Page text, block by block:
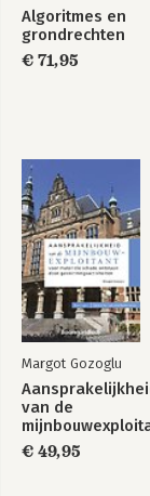
Algoritmes en
grondrechten
€ 71,95
Margot Gozoglu
van de
voor materiële
schade ontstaan
€ 49,95